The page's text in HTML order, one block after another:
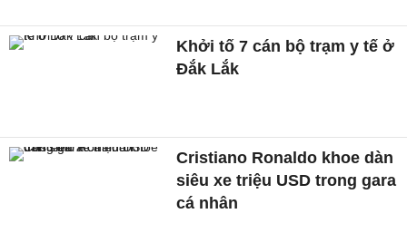
Khởi tố 7 cán bộ trạm y tế ở
Đắk Lắk
Cristiano Ronaldo khoe dàn
siêu xe triệu USD trong gara
cá nhân